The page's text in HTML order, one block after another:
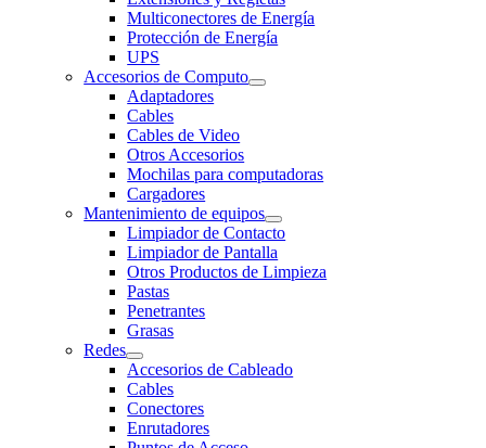
Multiconectores de Energía
Protección de Energía
UPS
Accesorios de Computo
Adaptadores
Cables
Cables de Video
Otros Accesorios
Mochilas para computadoras
Cargadores
Mantenimiento de equipos
Limpiador de Contacto
Limpiador de Pantalla
Otros Productos de Limpieza
Pastas
Penetrantes
Grasas
Redes
Accesorios de Cableado
Cables
Conectores
Enrutadores